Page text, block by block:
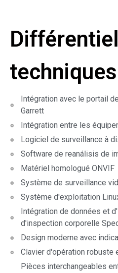
techniques
Intégration avec le portail
Garrett
Intégration entre les
Logiciel de surveillance à
Software de reanálisis de
Matériel homologué ONVIF
Système de surveillance
Système d'exploitation
Intégration de données et
d'inspection corporelle
Design moderne avec
Clavier d'opération robuste
Pièces interchangeables